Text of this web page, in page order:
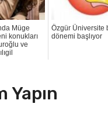
Müge
konukları
ve
Özgür Üniversite
dönemi başlıyor
Yapın